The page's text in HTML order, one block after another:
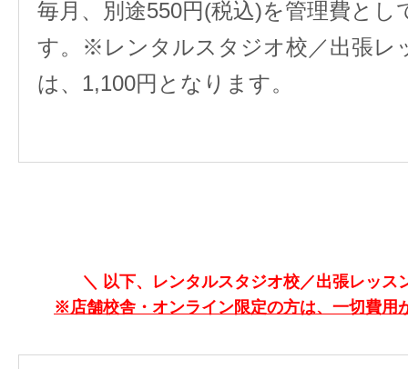
毎月、別途550円(税込)を管理費とし
す。
※レンタルスタジオ校／出張レ
は、1,100円となります。
＼ 以下、レンタルスタジオ校／出張レッス
※店舗校舎・オンライン限定の方は、一切費用